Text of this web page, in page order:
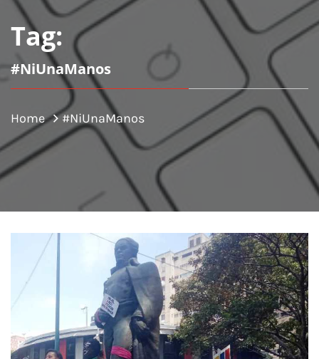
Tag:
#NiUnaManos
Home #NiUnaManos